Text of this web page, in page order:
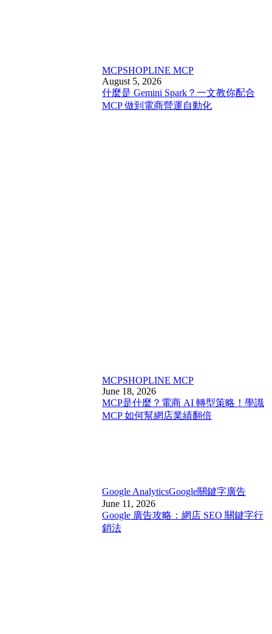
MCPSHOPLINE MCP
August 5, 2026
什麼是 Gemini Spark？一文教你配合
MCP 做到電商營運自動化
MCPSHOPLINE MCP
June 18, 2026
MCP是什麼？電商 AI 轉型策略！學識
MCP 如何幫網店業績翻倍
Google AnalyticsGoogle關鍵字廣告
June 11, 2026
Google 廣告攻略：網店 SEO 關鍵字行
銷法